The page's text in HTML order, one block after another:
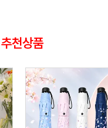
추천상품